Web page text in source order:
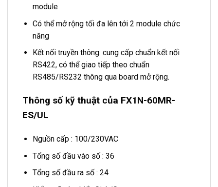
module
Có thể mở rộng tối đa lên tới 2 module chức
năng
Kết nối truyền thông: cung cấp chuẩn kết nối
RS422, có thể giao tiếp theo chuẩn
RS485/RS232 thông qua board mở rộng.
Thông số kỹ thuật của FX1N-60MR-
ES/UL
Nguồn cấp : 100/230VAC
Tổng số đầu vào số : 36
Tổng số đầu ra số : 24